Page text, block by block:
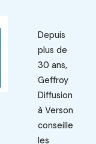
Depuis
plus de
30 ans,
Geffroy
Diffusion
à Verson
conseille
les